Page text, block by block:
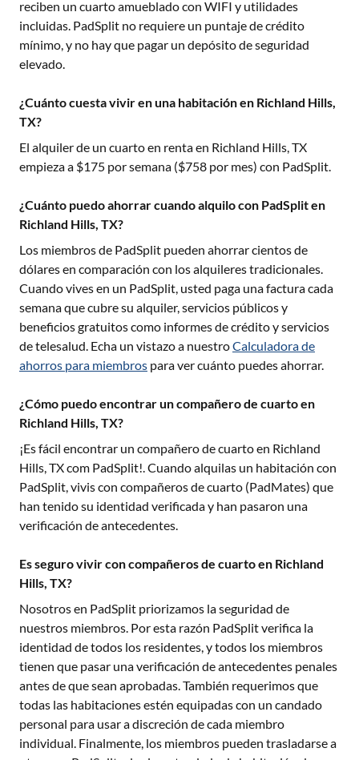
reciben un cuarto amueblado con WIFI y utilidades
incluidas. PadSplit no requiere un puntaje de crédito
mínimo, y no hay que pagar un depósito de seguridad
elevado.
¿Cuánto cuesta vivir en una habitación en Richland Hills,
TX?
El alquiler de un cuarto en renta en Richland Hills, TX
empieza a $175 por semana ($758 por mes) con PadSplit.
¿Cuánto puedo ahorrar cuando alquilo con PadSplit en
Richland Hills, TX?
Los miembros de PadSplit pueden ahorrar cientos de
dólares en comparación con los alquileres tradicionales.
Cuando vives en un PadSplit, usted paga una factura cada
semana que cubre su alquiler, servicios públicos y
beneficios gratuitos como informes de crédito y servicios
de telesalud. Echa un vistazo a nuestroCalculadora de
ahorros para miembros para ver cuánto puedes ahorrar.
¿Cómo puedo encontrar un compañero de cuarto en
Richland Hills, TX?
¡Es fácil encontrar un compañero de cuarto en Richland
Hills, TXcom PadSplit!. Cuando alquilas un habitación con
PadSplit, vivis con compañeros de cuarto (PadMates) que
han tenido su identidad verificada y han pasaron una
verificación de antecedentes.
Es seguro vivir con compañeros de cuarto en Richland
Hills, TX?
Nosotros en PadSplit priorizamos la seguridad de
nuestros miembros. Por esta razón PadSplit verifica la
identidad de todos los residentes, y todos los miembros
tienen que pasar una verificación de antecedentes penales
antes de que sean aprobadas. También requerimos que
todas las habitaciones estén equipadas con un candado
personal para usar a discreción de cada miembro
individual. Finalmente, los miembros pueden trasladarse a